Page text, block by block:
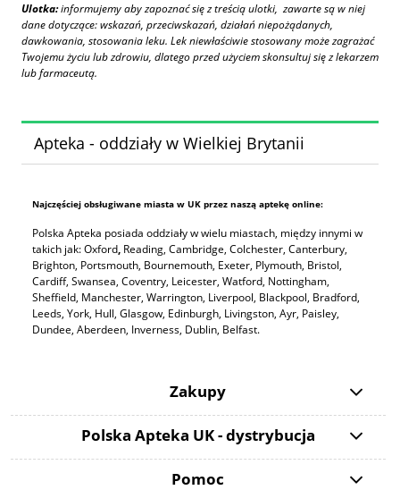
Ulotka:informujemy aby zapoznać się z treścią ulotki, zawarte są w niej
dane dotyczące: wskazań, przeciwskazań, działań niepożądanych,
dawkowania, stosowania leku. Lek niewłaściwie stosowany może zagrażać
Twojemu życiu lub zdrowiu, dlatego przed użyciem skonsultuj się z lekarzem
lub farmaceutą.
Apteka - oddziały w Wielkiej Brytanii
Najczęściej obsługiwane miasta w UK przez naszą aptekę online:
Polska Apteka posiada oddziały w wielu miastach, między innymi w
takich jak: Oxford, Reading, Cambridge, Colchester, Canterbury,
Brighton, Portsmouth, Bournemouth, Exeter, Plymouth, Bristol,
Cardiff, Swansea, Coventry, Leicester, Watford, Nottingham,
Sheffield, Manchester, Warrington, Liverpool, Blackpool, Bradford,
Leeds, York, Hull, Glasgow, Edinburgh, Livingston, Ayr, Paisley,
Dundee, Aberdeen, Inverness, Dublin, Belfast.
Zakupy
Polska Apteka UK - dystrybucja
Pomoc